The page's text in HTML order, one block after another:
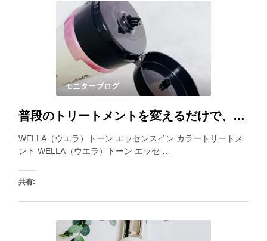
モニターブログ
普段のトリートメントを変えるだけで、白髪が目立ちにくくなるカラートリートメント。乾いた髪にも使えるので、見つけた時に使うと良いですね。
WELLA（ウエラ）トーン エッセンスイン カラートリートメ
ント WELLA（ウエラ）トーン エッセ …
共有: